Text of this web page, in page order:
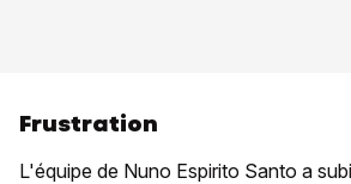
Frustration
L'équipe de Nuno Espirito Santo a